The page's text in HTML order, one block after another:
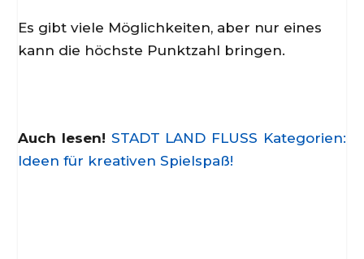
Es gibt viele Möglichkeiten, aber nur eines
kann die höchste Punktzahl bringen.
Auch lesen! STADT LAND FLUSS Kategorien:
Ideen für kreativen Spielspaß!